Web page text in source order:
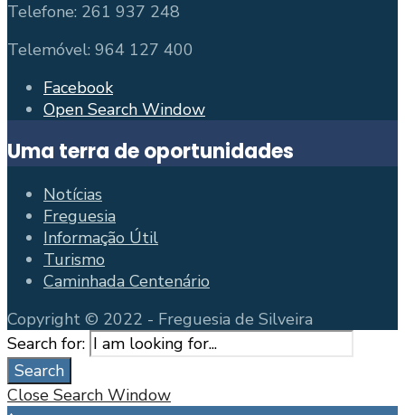
Telefone: 261 937 248
Telemóvel: 964 127 400
Facebook
Open Search Window
Uma terra de oportunidades
Notícias
Freguesia
Informação Útil
Turismo
Caminhada Centenário
Copyright © 2022 - Freguesia de Silveira
Search for:
Search
Close Search Window